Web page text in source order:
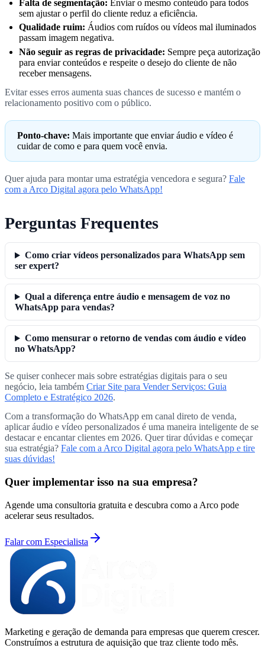
Falta de segmentação: Enviar o mesmo conteúdo para todos
sem ajustar o perfil do cliente reduz a eficiência.
Qualidade ruim: Áudios com ruídos ou vídeos mal iluminados
passam imagem negativa.
Não seguir as regras de privacidade: Sempre peça autorização
para enviar conteúdos e respeite o desejo do cliente de não
receber mensagens.
Evitar esses erros aumenta suas chances de sucesso e mantém o
relacionamento positivo com o público.
Ponto-chave: Mais importante que enviar áudio e vídeo é
cuidar de como e para quem você envia.
Quer ajuda para montar uma estratégia vencedora e segura? Fale
com a Arco Digital agora pelo WhatsApp!
Perguntas Frequentes
Como criar vídeos personalizados para WhatsApp sem
ser expert?
Qual a diferença entre áudio e mensagem de voz no
WhatsApp para vendas?
Como mensurar o retorno de vendas com áudio e vídeo
no WhatsApp?
Se quiser conhecer mais sobre estratégias digitais para o seu
negócio, leia também Criar Site para Vender Serviços: Guia
Completo e Estratégico 2026.
Com a transformação do WhatsApp em canal direto de venda,
aplicar áudio e vídeo personalizados é uma maneira inteligente de se
destacar e encantar clientes em 2026. Quer tirar dúvidas e começar
sua estratégia? Fale com a Arco Digital agora pelo WhatsApp e tire
suas dúvidas!
Quer implementar isso na sua empresa?
Agende uma consultoria gratuita e descubra como a Arco pode
acelerar seus resultados.
Falar com Especialista
Marketing e geração de demanda para empresas que querem crescer.
Construímos a estrutura de aquisição que traz cliente todo mês.